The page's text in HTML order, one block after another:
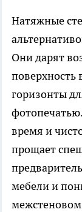
Натяжные
Они дарят
поверхность
горизонты
время и
прощает
мебели и
межстеновом